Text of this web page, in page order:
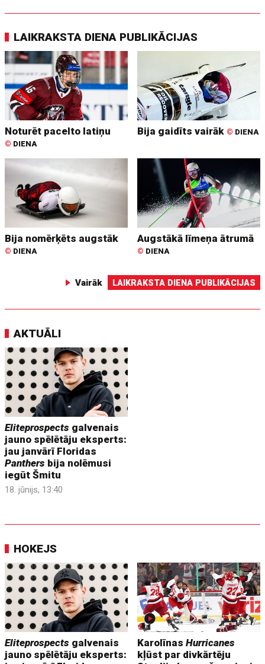
LAIKRAKSTA DIENA PUBLIKĀCIJAS
Noturēt pacelto latiņu
© DIENA
Bija gaidīts vairāk © DIENA
Bija nomērķēts augstāk
© DIENA
Augstākā līmeņa ātrumā
© DIENA
Vairāk LAIKRAKSTA DIENA PUBLIKĀCIJAS
AKTUĀLI
Eliteprospects galvenais
jauno spēlētāju eksperts:
jau janvārī Floridas
Panthers bija nolēmusi
iegūt Šmitu
18. jūnijs, 13:40
HOKEJS
Eliteprospects galvenais
jauno spēlētāju eksperts:
KarolīnasHurricanes
kļūst par divkārtēju